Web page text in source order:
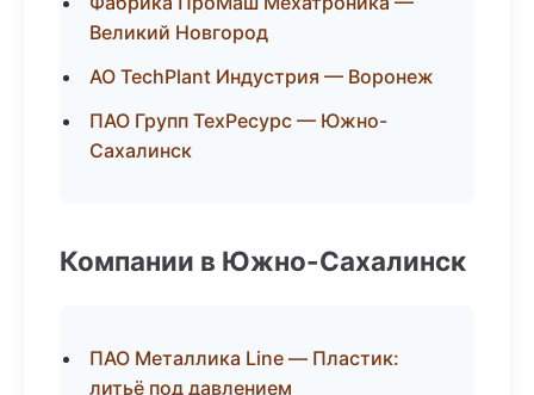
Великий Новгород
АО TechPlant Индустрия — Воронеж
ПАО Групп ТехРесурс — Южно-
Сахалинск
Компании в Южно-Сахалинск
ПАО Металлика Line — Пластик:
литьё под давлением